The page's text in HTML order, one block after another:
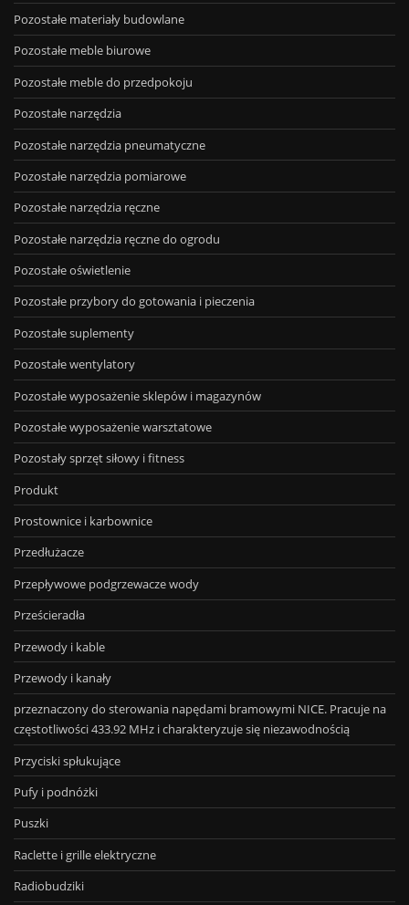
Pozostałe materiały budowlane
Pozostałe meble biurowe
Pozostałe meble do przedpokoju
Pozostałe narzędzia
Pozostałe narzędzia pneumatyczne
Pozostałe narzędzia pomiarowe
Pozostałe narzędzia ręczne
Pozostałe narzędzia ręczne do ogrodu
Pozostałe oświetlenie
Pozostałe przybory do gotowania i pieczenia
Pozostałe suplementy
Pozostałe wentylatory
Pozostałe wyposażenie sklepów i magazynów
Pozostałe wyposażenie warsztatowe
Pozostały sprzęt siłowy i fitness
Produkt
Prostownice i karbownice
Przedłużacze
Przepływowe podgrzewacze wody
Prześcieradła
Przewody i kable
Przewody i kanały
przeznaczony do sterowania napędami bramowymi NICE. Pracuje na
częstotliwości 433.92 MHz i charakteryzuje się niezawodnością
Przyciski spłukujące
Pufy i podnóżki
Puszki
Raclette i grille elektryczne
Radiobudziki